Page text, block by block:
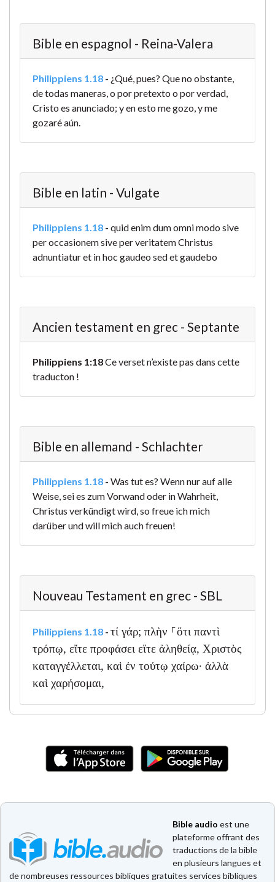
Bible en espagnol - Reina-Valera
Philippiens 1.18 - ¿Qué, pues? Que no obstante,
de todas maneras, o por pretexto o por verdad,
Cristo es anunciado; y en esto me gozo, y me
gozaré aún.
Bible en latin - Vulgate
Philippiens 1.18 - quid enim dum omni modo sive
per occasionem sive per veritatem Christus
adnuntiatur et in hoc gaudeo sed et gaudebo
Ancien testament en grec - Septante
Philippiens 1:18Ce verset n’existe pas dans cette
traducton !
Bible en allemand - Schlachter
Philippiens 1.18 - Was tut es? Wenn nur auf alle
Weise, sei es zum Vorwand oder in Wahrheit,
Christus verkündigt wird, so freue ich mich
darüber und will mich auch freuen!
Nouveau Testament en grec - SBL
Philippiens 1.18 - τί γάρ; πλὴν ⸀ὅτι παντὶ
τρόπῳ, εἴτε προφάσει εἴτε ἀληθείᾳ, Χριστὸς
καταγγέλλεται, καὶ ἐν τούτῳ χαίρω· ἀλλὰ
καὶ χαρήσομαι,
Bible audio est une
plateforme offrant des
traductions de la bible
en plusieurs langues et
de nombreuses ressources bibliques gratuites services bibliques